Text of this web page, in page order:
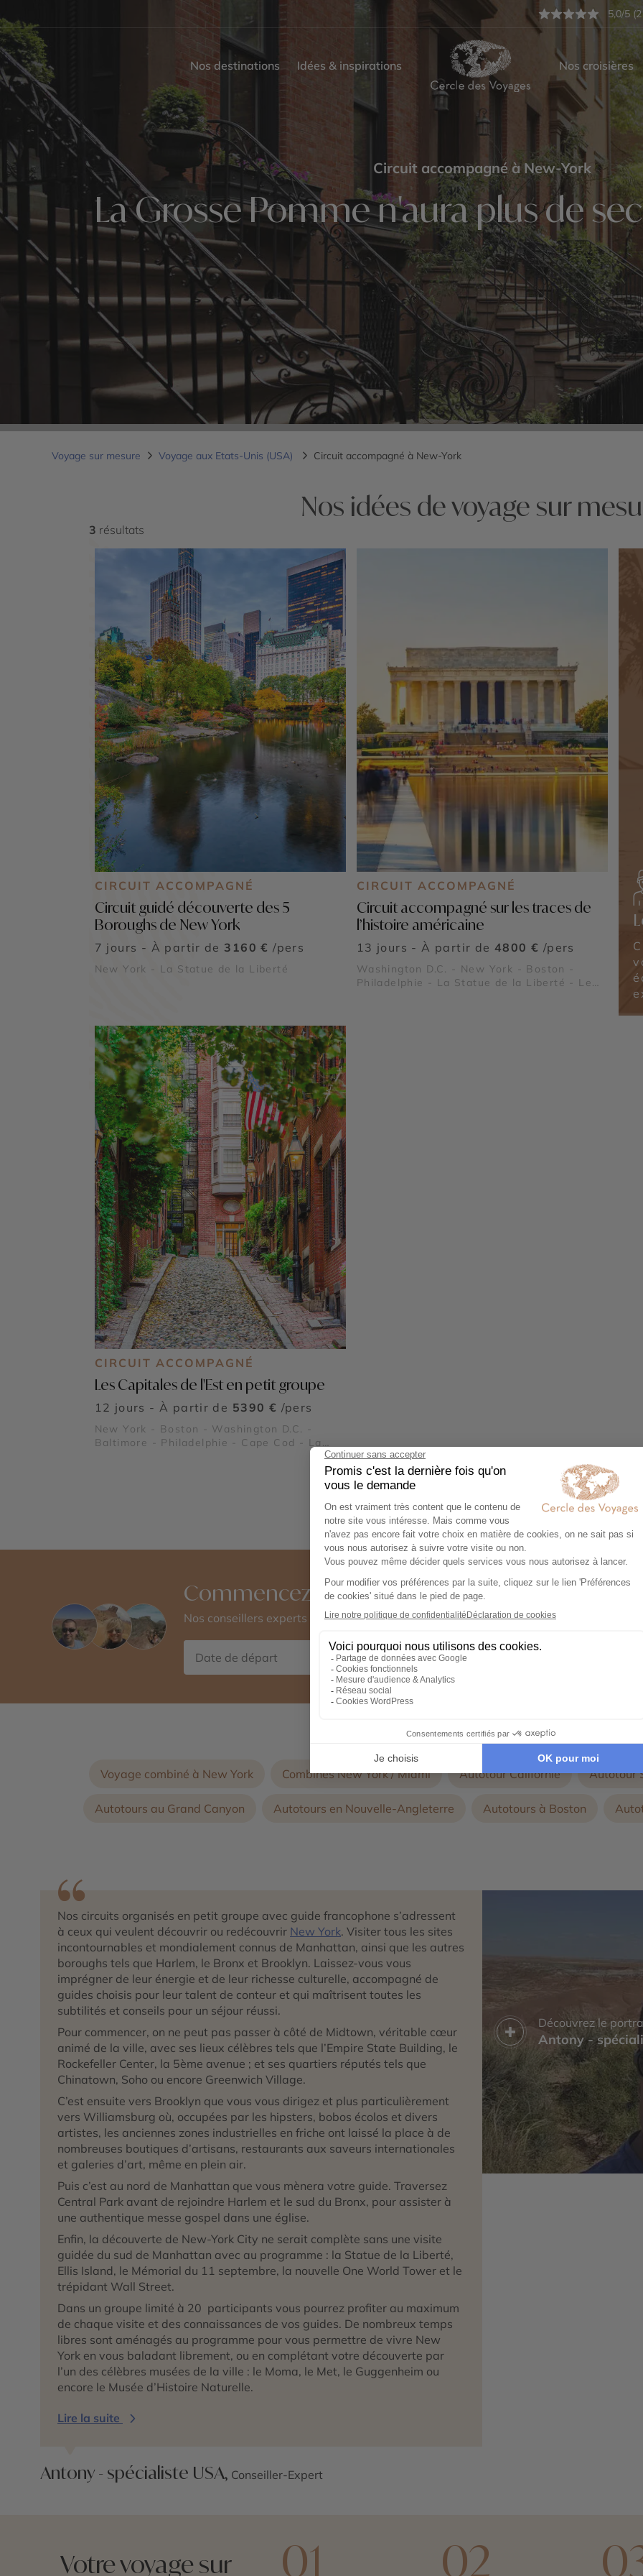
5,0/5
Nos destinations Idées & inspirations Nos croisières
Circuit accompagné à New-York
La Grosse Pomme n'aura plus de
Voyage sur mesure Voyage aux Etats-Unis (USA) Circuit accompagné à New-York
Nos idées de voyage sur
3 résultats
CIRCUIT ACCOMPAGNÉ
Circuit guidé découverte des 5
Boroughs de New York
7 jours - À partir de 3160 € /pers
New York - La Statue de la Liberté
CIRCUIT ACCOMPAGNÉ
Circuit accompagné sur les traces de
l’histoire américaine
13 jours - À partir de 4800 € /pers
Washington D.C. - New York - Boston -
Philadelphie - La Statue de la Liberté - Le
CIRCUIT ACCOMPAGNÉ
Les Capitales de l'Est en petit groupe
12 jours - À partir de 5390 € /pers
New York - Boston - Washington D.C. -
Baltimore - Philadelphie - Cape Cod - La
Voir tous nos Voyages Etats-Unis (USA) (114)
Commencez à voyager
Nos conseillers experts conçoivent avec vous, un voyage d'exception 100%
Autres thématiques de voyages aux Etats-Unis
Voyage combiné à New York Combinés New York / Miami Autotour Californie Autotour
Autotours au Grand Canyon Autotours en Nouvelle-Angleterre Autotours à Boston
Nos circuits organisés en petit groupe avec guide francophone s’adressent
à ceux qui veulent découvrir ou redécouvrir New York. Visiter tous les sites
incontournables et mondialement connus de Manhattan, ainsi que les autres
boroughs tels que Harlem, le Bronx et Brooklyn. Laissez-vous vous
imprégner de leur énergie et de leur richesse culturelle, accompagné de
guides choisis pour leur talent de conteur et qui maîtrisent toutes les
subtilités et conseils pour un séjour réussi.
Pour commencer, on ne peut pas passer à côté de Midtown, véritable cœur
animé de la ville, avec ses lieux célèbres tels que l’Empire State Building, le
Rockefeller Center, la 5ème avenue ; et ses quartiers réputés tels que
Chinatown, Soho ou encore Greenwich Village.
C’est ensuite vers Brooklyn que vous vous dirigez et plus particulièrement
vers Williamsburg où, occupées par les hipsters, bobos écolos et divers
artistes, les anciennes zones industrielles en friche ont laissé la place à de
nombreuses boutiques d’artisans, restaurants aux saveurs internationales
et galeries d’art, même en plein air.
Puis c’est au nord de Manhattan que vous mènera votre guide. Traversez
Central Park avant de rejoindre Harlem et le sud du Bronx, pour assister à
une authentique messe gospel dans une église.
Enfin, la découverte de New-York City ne serait complète sans une visite
guidée du sud de Manhattan avec au programme : la Statue de la Liberté,
Ellis Island, le Mémorial du 11 septembre, la nouvelle One World Tower et le
trépidant Wall Street.
Dans un groupe limité à 20 participants vous pourrez profiter au maximum
de chaque visite et des connaissances de vos guides. De nombreux temps
libres sont aménagés au programme pour vous permettre de vivre New
York en vous baladant librement, ou en complétant votre découverte par
l’un des célèbres musées de la ville : le Moma, le Met, le Guggenheim ou
encore le Musée d’Histoire Naturelle.
Lire la suite
Antony - spécialiste USA, Conseiller-Expert
Découvrez le
Antony -
Votre voyage sur 01 02